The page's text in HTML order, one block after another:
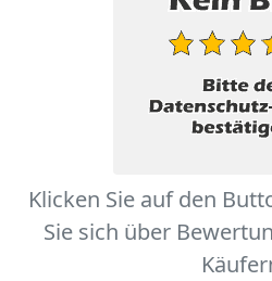
Klicken Sie auf den
Sie sich über